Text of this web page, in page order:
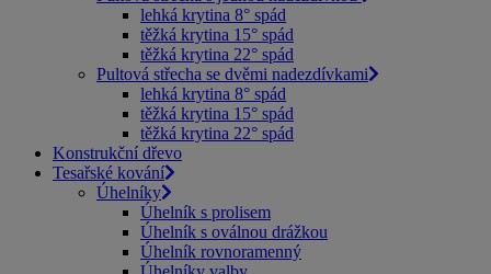
lehká krytina 8° spád
těžká krytina 15° spád
těžká krytina 22° spád
Pultová střecha se dvěmi nadezdívkami
lehká krytina 8° spád
těžká krytina 15° spád
těžká krytina 22° spád
Konstrukční dřevo
Tesařské kování
Úhelníky
Úhelník s prolisem
Úhelník s oválnou drážkou
Úhelník rovnoramenný